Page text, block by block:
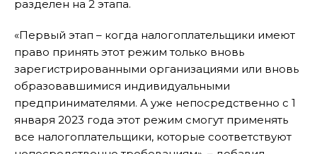
разделен на 2 этапа.
«Первый этап – когда налогоплательщики имеют
право принять этот режим только вновь
зарегистрированными организациями или вновь
образовавшимися индивидуальными
предпринимателями. А уже непосредственно с 1
января 2023 года этот режим смогут применять
все налогоплательщики, которые соответствуют